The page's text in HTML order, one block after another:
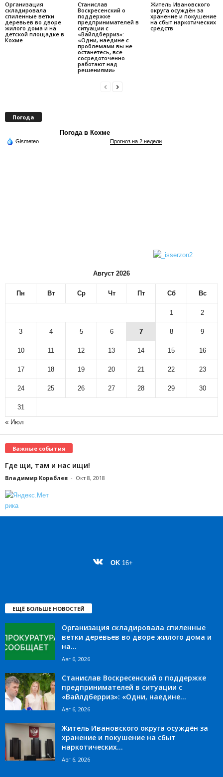
Организация
складировала
спиленные ветки
деревьев во дворе
жилого дома и на
детской площадке в
Кохме
Станислав
Воскресенский о
поддержке
предпринимателей в
ситуации с
«Вайлдберриз»:
«Одни, наедине с
проблемами вы не
останетесь, все
сосредоточенно
работают над
решениями»
Житель Ивановского
округа осуждён за
хранение и покушение
на сбыт наркотических
средств
Погода
Погода в Кохме
Gismeteo Прогноз на 2 недели
Август 2026
Пн Вт Ср Чт Пт Сб Вс
1 2
3 4 5 6 7 8 9
10 11 12 13 14 15 16
17 18 19 20 21 22 23
24 25 26 27 28 29 30
31
« Июл
Важные события
Где щи, там и нас ищи!
Владимир Кораблев - Окт 8, 2018
OK 16+
ЕЩЁ БОЛЬШЕ НОВОСТЕЙ
Организация складировала спиленные
ветки деревьев во дворе жилого дома и
на...
Авг 6, 2026
Станислав Воскресенский о поддержке
предпринимателей в ситуации с
«Вайлдберриз»: «Одни, наедине...
Авг 6, 2026
Житель Ивановского округа осуждён за
хранение и покушение на сбыт
наркотических...
Авг 6, 2026